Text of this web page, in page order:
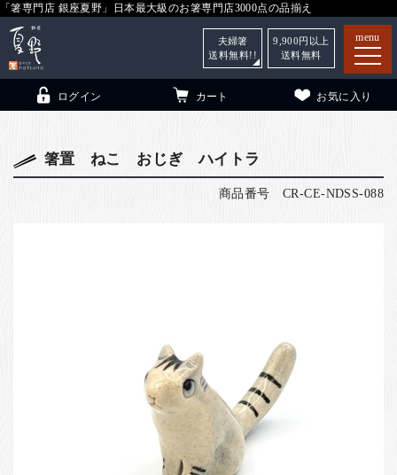
「箸専門店 銀座夏野」日本最大級のお箸専門店3000点の品揃え
menu
ログイン カート お気に入り
夫婦箸
送料無料!!
9,900 円以上
送料無料
箸置 ねこ おじぎ ハイトラ
商品番号 CR-CE-NDSS-088